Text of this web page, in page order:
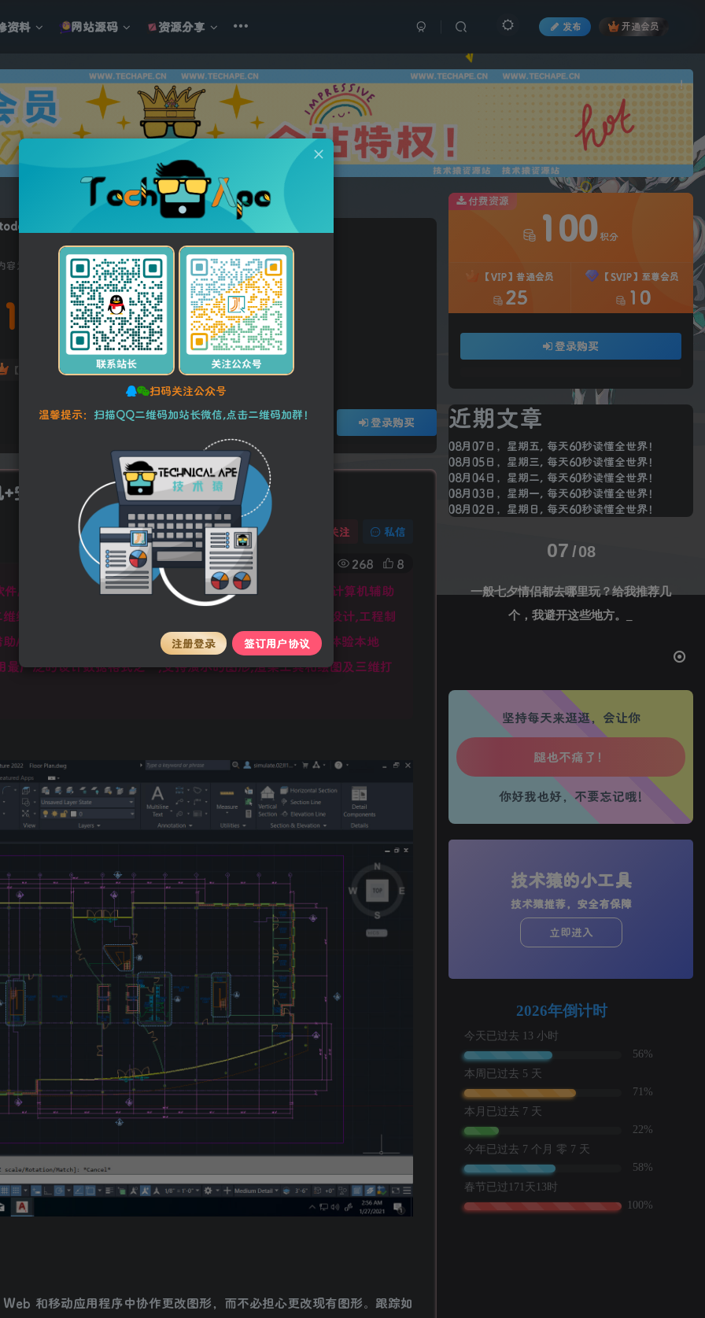
资料 网站源码 资源分享 发布 开通会员
!
AutoCAD 2022中文版+注册机+安装教程
容为付费资源，请付费后查看
100 积分
【VIP】普通会员 25 【SVIP】至尊会员 10
登录购买
装教程
关注 私信
268 8
Autodesk AutoCAD2022中文破解版是全球著名的专业计算机辅助
图,详细绘制,设计文档和基本三维设计,广泛应用于机械设计,工程制
AutoCAD绘图程序软件可以准确地和客户共享设计数据,体验本地
广泛的设计数据格式之一,支持演示的图形,渲染工具和绘图及三维打
和移动应用程序中协作更改图形，而不必担心更改现有图形。跟踪如
付费资源
100 积分
【VIP】普通会员
25
【SVIP】至尊会员
10
登录购买
近期文章
08月07日，星期五, 每天60秒读懂全世界！
08月05日，星期三, 每天60秒读懂全世界！
08月04日，星期二, 每天60秒读懂全世界！
08月03日，星期一, 每天60秒读懂全世界！
08月02日，星期日, 每天60秒读懂全世界！
07 08
一般七夕情侣都去哪里玩？给我推荐几
个，我避开这些地方。
坚持每天来逛逛，会让你
生活也美好了！
心情也舒畅了！
走路也有劲了！
腰也不酸了！
工作也轻松了！
你好我也好，不要忘记哦!
技术猿的小工具
技术猿推荐，安全有保障
立即进入
扫码关注公众号
温馨提示： 扫描QQ二维码加站长微信,点击二维码加群！
注册登录 签订用户协议